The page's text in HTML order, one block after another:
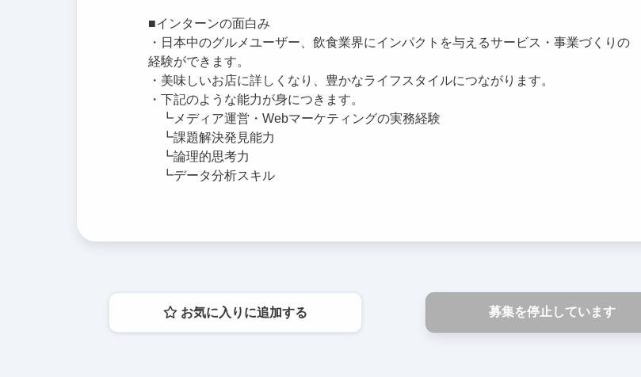
■インターンの面白み
・日本中のグルメユーザー、飲食業界にインパクトを与えるサービス・事業づくりの
経験ができます。
・美味しいお店に詳しくなり、豊かなライフスタイルにつながります。
・下記のような能力が身につきます。
┗メディア運営・Webマーケティングの実務経験
┗課題解決発見能力
┗論理的思考力
┗データ分析スキル
お気に入りに追加する 募集を停止しています